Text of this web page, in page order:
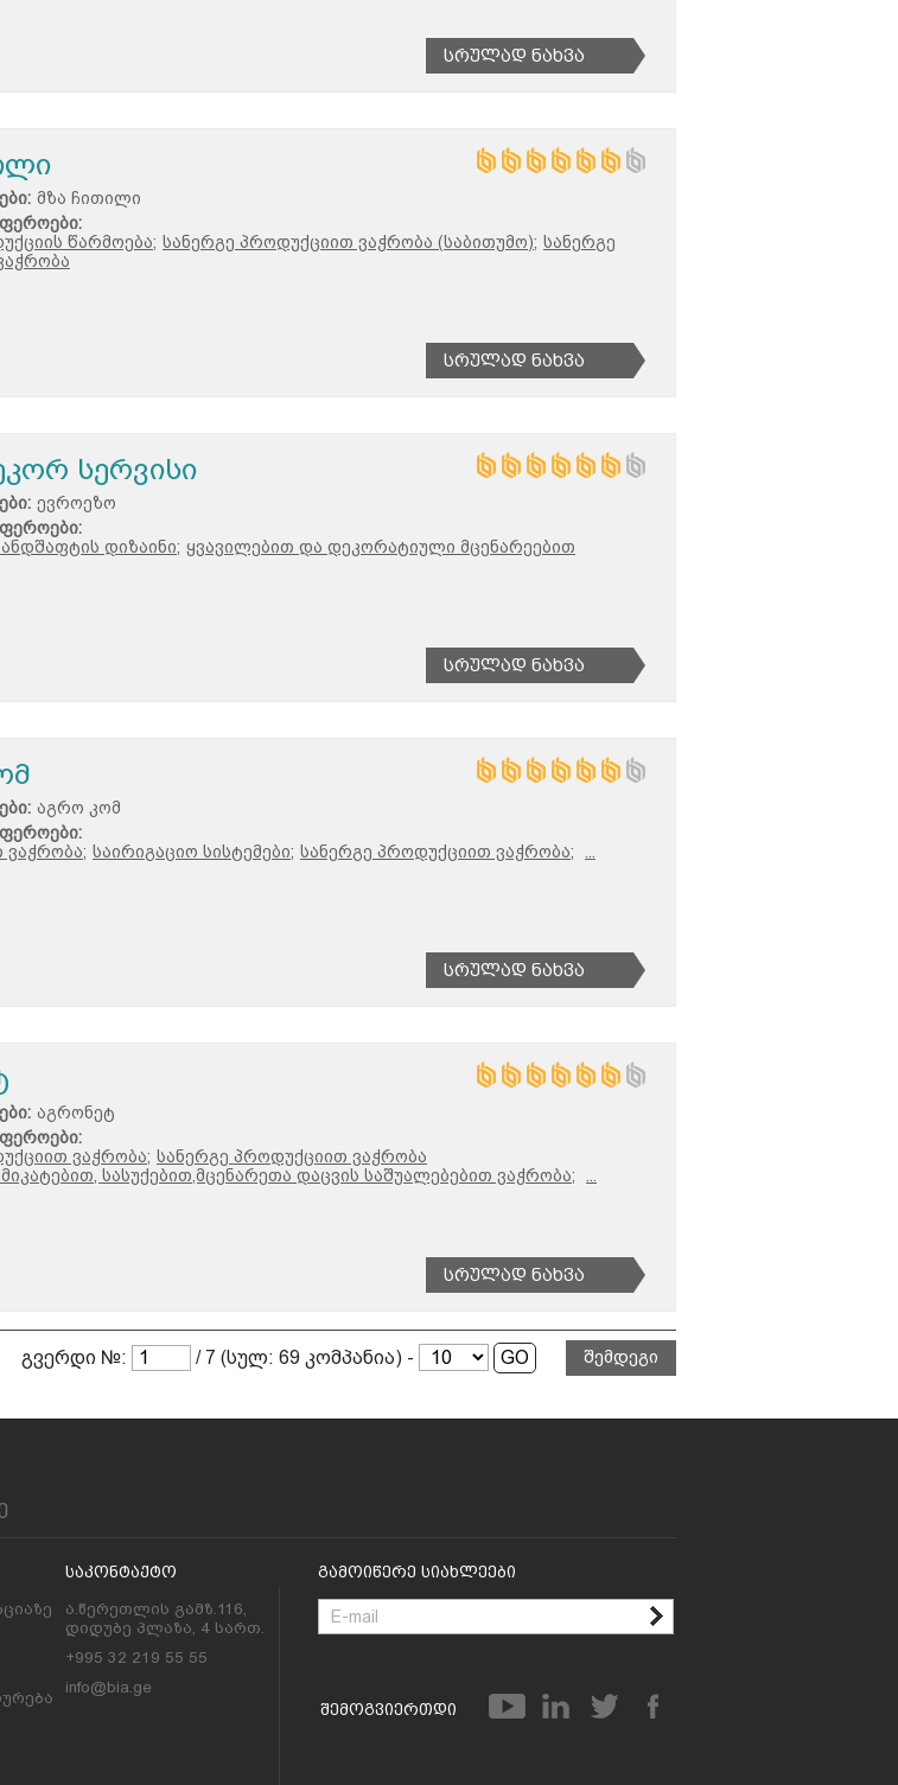
Სრულად Ნახვა
მზა ჩითილი
წარმოება; სანერგე პროდუქციით ვაჭრობა (საბითუმო); სანერგე
Სრულად Ნახვა
სერვისი
ევროეზო
დიზაინი; ყვავილებით და დეკორატიული მცენარეებით
Სრულად Ნახვა
აგრო კომ
ვაჭრობა; საირიგაციო სისტემები; სანერგე პროდუქციით ვაჭრობა;
Სრულად Ნახვა
აგრონეტ
ვაჭრობა; სანერგე პროდუქციით ვაჭრობა
სასუქებით,მცენარეთა დაცვის საშუალებებით ვაჭრობა;
Სრულად Ნახვა
შემდეგი
გვერდი №: / 7 (სულ: 69 კომპანია) -
Საკონტაქტო
ა.წერეთლის გამზ.116,
დიდუბე პლაზა, 4 სართ.
+995 32 219 55 55
info@bia.ge
Გამოიწერე Სიახლეები
Შემოგვიერთდი